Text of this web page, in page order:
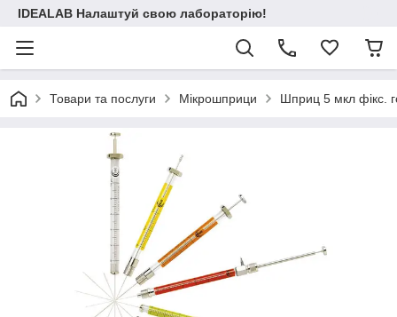
IDEALAB Налаштуй свою лабораторію!
Товари та послуги Мікрошприци Шприц 5 мкл фікс.